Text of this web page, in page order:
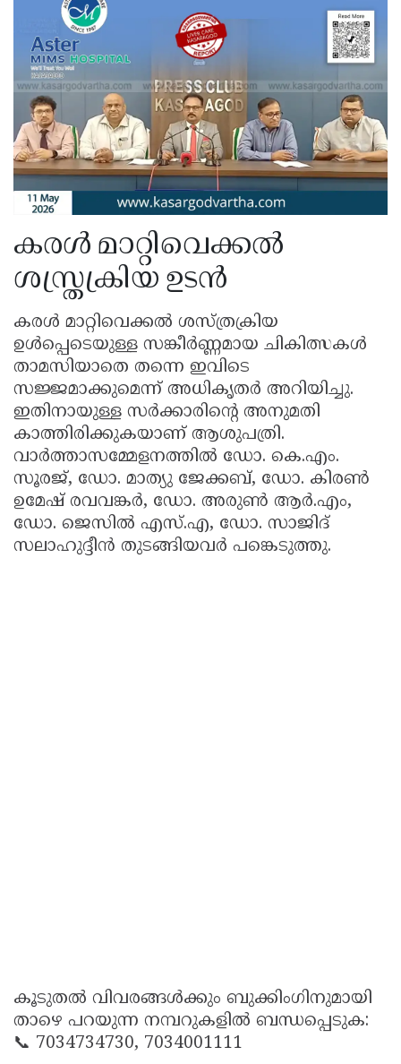
കരൾ മാറ്റിവെക്കൽ
ശസ്ത്രക്രിയ ഉടൻ
കരൾ മാറ്റിവെക്കൽ ശസ്ത്രക്രിയ
ഉൾപ്പെടെയുള്ള സങ്കീർണ്ണമായ ചികിത്സകൾ
താമസിയാതെ തന്നെ ഇവിടെ
സജ്ജമാക്കുമെന്ന് അധികൃതർ അറിയിച്ചു.
ഇതിനായുള്ള സർക്കാരിൻ്റെ അനുമതി
കാത്തിരിക്കുകയാണ് ആശുപത്രി.
വാർത്താസമ്മേളനത്തിൽ ഡോ. കെ.എം.
സൂരജ്, ഡോ. മാത്യു ജേക്കബ്, ഡോ. കിരൺ
ഉമേഷ് രവവങ്കർ, ഡോ. അരുൺ ആർ.എം,
ഡോ. ജെസിൽ എസ്.എ, ഡോ. സാജിദ്
സലാഹുദ്ദീൻ തുടങ്ങിയവർ പങ്കെടുത്തു.
കൂടുതൽ വിവരങ്ങൾക്കും ബുക്കിംഗിനുമായി
താഴെ പറയുന്ന നമ്പറുകളിൽ ബന്ധപ്പെടുക:
📞 7034734730, 7034001111